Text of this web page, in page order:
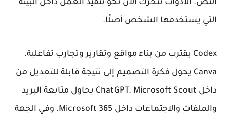
النص. الأدوات تتحرك الآن نحو تنفيذ العمل داخل البيئة
التي يستخدمها الشخص أصلًا.
Codex يقترب من بناء مواقع وتقارير وتجارب تفاعلية.
Canva يحول فكرة التصميم إلى نتيجة قابلة للتعديل من
داخل ChatGPT. Microsoft Scout يحاول متابعة البريد
والملفات والاجتماعات داخل Microsoft 365. وفي الجهة